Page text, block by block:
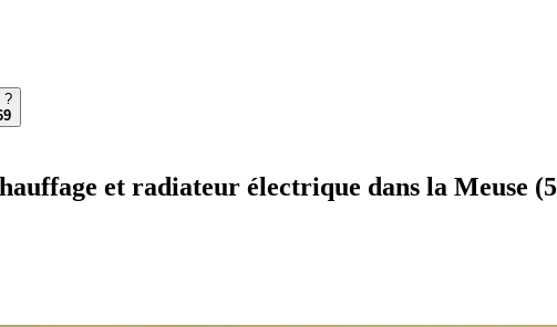
?
et radiateur électrique dans la Meuse